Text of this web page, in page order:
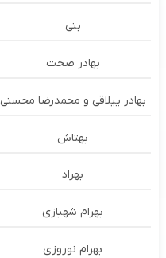
بنی
بهادر صحت
بهادر ییلاقی و محمدرضا محسنی
بهتاش
بهراد
بهرام شهبازی
بهرام نوروزی